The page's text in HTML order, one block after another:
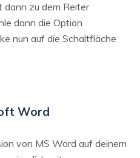
zu dem Reiter
dann die Option
nun auf die Schaltfläche
Word
von MS Word auf deinem